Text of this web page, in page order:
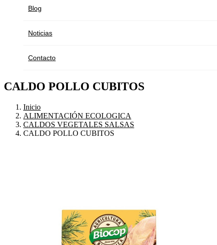
Blog
Noticias
Contacto
CALDO POLLO CUBITOS
Inicio
ALIMENTACIÓN ECOLOGICA
CALDOS VEGETALES SALSAS
CALDO POLLO CUBITOS